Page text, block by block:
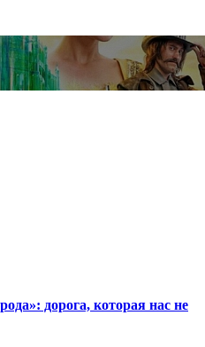
дорога, которая нас не